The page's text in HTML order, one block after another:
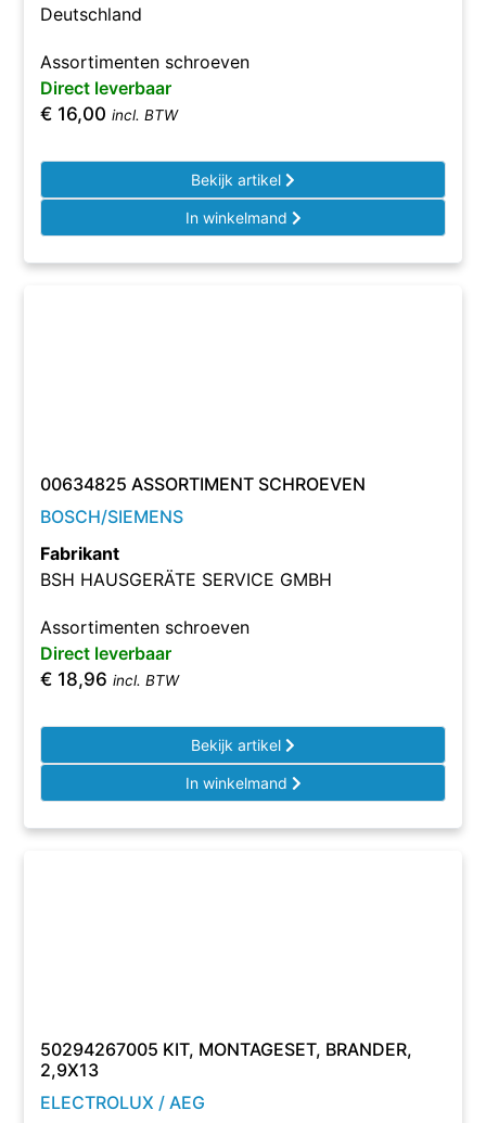
Deutschland
Assortimenten schroeven
Direct leverbaar
€ 16,00 incl. BTW
Bekijk artikel
In winkelmand
00634825 ASSORTIMENT SCHROEVEN
BOSCH/SIEMENS
Fabrikant
BSH HAUSGERÄTE SERVICE GMBH
Assortimenten schroeven
Direct leverbaar
€ 18,96 incl. BTW
Bekijk artikel
In winkelmand
50294267005 KIT, MONTAGESET, BRANDER,
2,9X13
ELECTROLUX / AEG